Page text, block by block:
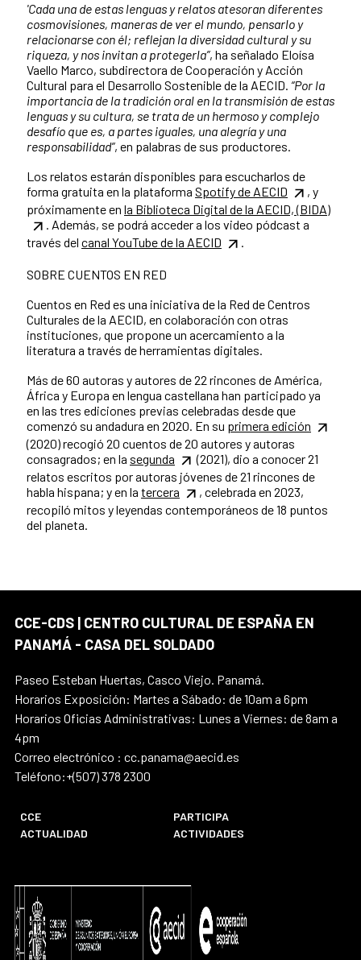
'Cada una de estas lenguas y relatos atesoran diferentes
cosmovisiones, maneras de ver el mundo, pensarlo y
relacionarse con él; reflejan la diversidad cultural y su
riqueza, y nos invitan a protegerla”, ha señalado Eloísa
Vaello Marco, subdirectora de Cooperación y Acción
Cultural para el Desarrollo Sostenible de la AECID. “Por la
importancia de la tradición oral en la transmisión de estas
lenguas y su cultura, se trata de un hermoso y complejo
desafío que es, a partes iguales, una alegría y una
responsabilidad”, en palabras de sus productores.
Los relatos estarán disponibles para escucharlos de
forma gratuita en la plataforma Spotify de AECID
, y
próximamente en la Biblioteca Digital de la AECID, (BIDA)
. Además, se podrá acceder a los video pódcast a
través del canal YouTube de la AECID .
SOBRE CUENTOS EN RED
Cuentos en Red es una iniciativa de la Red de Centros
Culturales de la AECID, en colaboración con otras
instituciones, que propone un acercamiento a la
literatura a través de herramientas digitales.
Más de 60 autoras y autores de 22 rincones de América,
África y Europa en lengua castellana han participado ya
en las tres ediciones previas celebradas desde que
comenzó su andadura en 2020. En su primera edición
(2020) recogió 20 cuentos de 20 autores y autoras
consagrados; en la segunda
(2021), dio a conocer 21
relatos escritos por autoras jóvenes de 21 rincones de
habla hispana; y en la tercera
, celebrada en 2023,
recopiló mitos y leyendas contemporáneos de 18 puntos
del planeta.
CCE-CDS | CENTRO CULTURAL DE ESPAÑA EN
PANAMÁ - CASA DEL SOLDADO
Paseo Esteban Huertas, Casco Viejo. Panamá.
Horarios Exposición: Martes a Sábado: de 10am a 6pm
Horarios Oficias Administrativas: Lunes a Viernes: de 8am a
4pm
Correo electrónico : cc.panama@aecid.es
Teléfono:+(507) 378 2300
CCE
PARTICIPA
ACTUALIDAD
ACTIVIDADES